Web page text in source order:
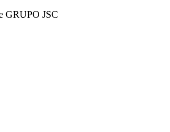
GRUPO JSC